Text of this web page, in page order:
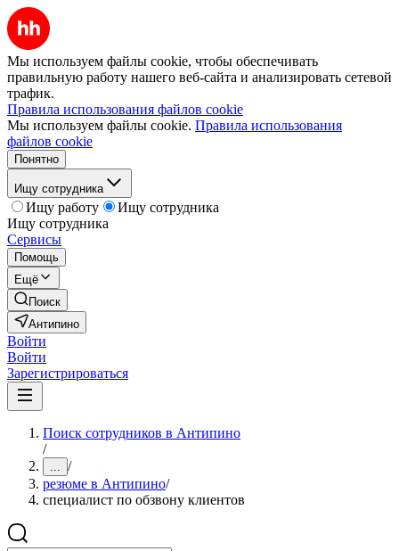
Мы используем файлы cookie, чтобы обеспечивать
правильную работу нашего веб-сайта и анализировать сетевой
трафик.
Правила использования файлов cookie
Мы используем файлы cookie. Правила использования
файлов cookie
Понятно
Ищу сотрудника
Ищу работу
Ищу сотрудника
Ищу сотрудника
Сервисы
Помощь
Ещё
Поиск
Антипино
Войти
Войти
Зарегистрироваться
Поиск сотрудников в Антипино
/
... /
резюме в Антипино/
специалист по обзвону клиентов